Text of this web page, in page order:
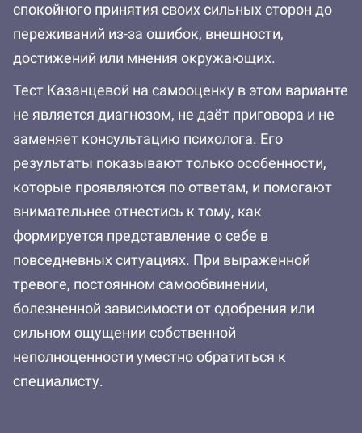
спокойного принятия своих сильных сторон до
переживаний из-за ошибок, внешности,
достижений или мнения окружающих.
Тест Казанцевой на самооценку в этом варианте
не является диагнозом, не даёт приговора и не
заменяет консультацию психолога. Его
результаты показывают только особенности,
которые проявляются по ответам, и помогают
внимательнее отнестись к тому, как
формируется представление о себе в
повседневных ситуациях. При выраженной
тревоге, постоянном самообвинении,
болезненной зависимости от одобрения или
сильном ощущении собственной
неполноценности уместно обратиться к
специалисту.